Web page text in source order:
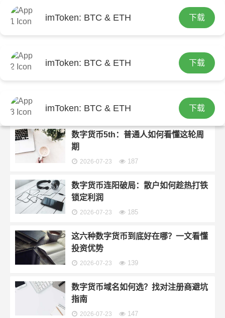
imToken: BTC & ETH 下载
imToken: BTC & ETH 下载
imToken: BTC & ETH 下载
首页
数字货币5th：普通人如何看懂这轮周
期
2026-07-23 187
数字货币连阳破局：散户如何趁热打铁
锁定利润
2026-07-23 185
这六种数字货币到底好在哪？一文看懂
投资优势
2026-07-23 139
数字货币域名如何选？找对注册商避坑
指南
2026-07-23 147